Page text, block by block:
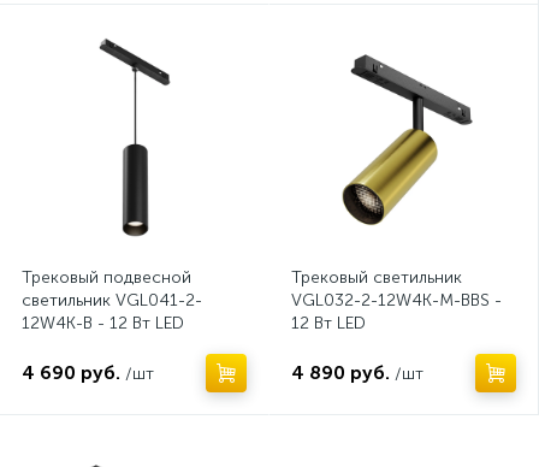
Трековый подвесной
светильник VGL041-2-
12W4K-B - 12 Вт LED
4 690 руб. /шт
Трековый светильник
VGL032-2-12W4K-M-BBS -
12 Вт LED
4 890 руб. /шт